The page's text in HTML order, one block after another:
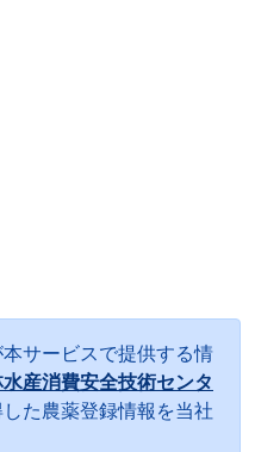
サービスで提供する情
産消費安全技術センタ
た農薬登録情報を当社